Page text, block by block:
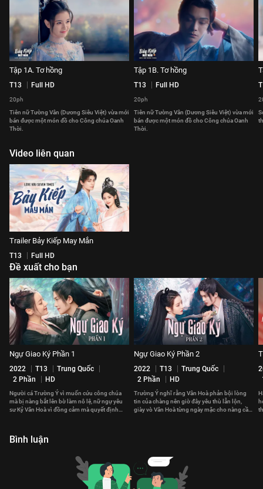
Tập 1A. Tơ hồng
T13 Full HD
20ph
Tiên nữ Tường Vân (Dương Siêu Việt) vừa mới
bán được một món đồ cho Công chúa Oanh
Thời.
Tập 1B. Tơ hồng
T13 Full HD
20ph
Tiên nữ Tường Vân (Dương Siêu Việt) vừa mới
bán được một món đồ cho Công chúa Oanh
Thời.
Video liên quan
Trailer Bảy Kiếp May Mắn
T13 Full HD
Đề xuất cho bạn
Ngự Giao Ký Phần 1
2022 T13
Trung Quốc
2 Phần
HD
Người cá Trường Ý vì muốn cứu công chúa
mà bị nàng bắt lên bờ làm nô lệ, nữ ngự yêu
sư Kỷ Vân Hoà vì đồng cảm mà quyết định
Ngự Giao Ký Phần 2
2022 T13
Trung Quốc
2 Phần
HD
Trường Ý nghĩ rằng Vân Hoà phản bội lòng
tin của chàng nên giờ đây yêu thù lẫn lộn,
giày vò Vân Hoà từng ngày mặc cho nàng cầu
Bình luận